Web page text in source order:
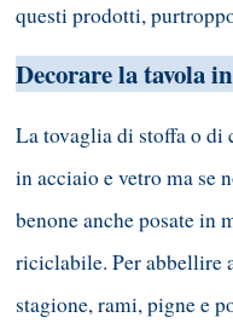
questi prodotti,
Decorare la tavola
La tovaglia di stoffa o di
in acciaio e vetro ma se
benone anche posate in
riciclabile. Per abbellire
stagione, rami, pigne e